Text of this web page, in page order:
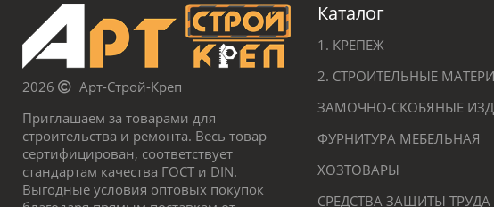
2026
Арт-Строй-Креп
Приглашаем за товарами для
строительства и ремонта. Весь товар
сертифицирован, соответствует
стандартам качества ГОСТ и DIN.
Выгодные условия оптовых покупок
Каталог
1. КРЕПЕЖ
2. СТРОИТЕЛЬНЫЕ
ЗАМОЧНО-СКОБЯНЫЕ
ФУРНИТУРА МЕБЕЛЬНАЯ
ХОЗТОВАРЫ
СРЕДСТВА ЗАЩИТЫ ТРУДА